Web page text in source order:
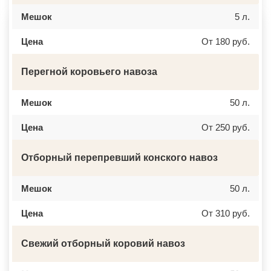
ДЗЕРЖИНСКИЙ
ДМИТРОВ
ДОМОДЕДОВО
ДРУЖБА
ДУБОВАЯ РОЩА
ЖИЛЕВО
ЗАПРУДНЯ
ЗВЕНИГОРОД
ЗНАМЯ ОКТЯБРЯ
ИСТРА
БОРИСОГЛЕБСК
РЕЖ
НОВОЧЕБОКСАРСК
Мешок 5 л.
Цена От 180 руб.
Перегной коровьего навоза
Мешок 50 л.
Цена От 250 руб.
Отборный перепревший конского навоз
Мешок 50 л.
Цена От 310 руб.
Свежий отборный коровий навоз